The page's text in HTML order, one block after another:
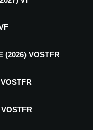
(2026) VOSTFR